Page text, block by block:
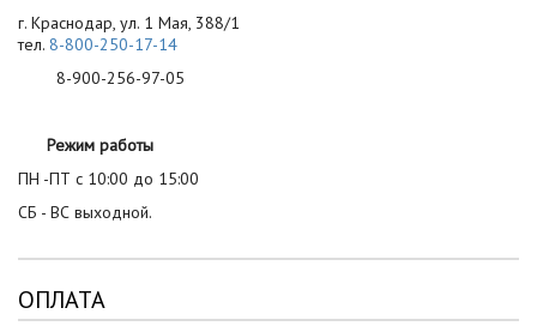
г. Краснодар, ул. 1 Мая, 388/1
тел. 8-800-250-17-14
8-900-256-97-05
Режим работы
ПН -ПТ с 10:00 до 15:00
СБ - ВС выходной.
ОПЛАТА